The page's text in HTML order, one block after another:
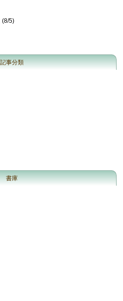
(8/5)
記事分類
書庫